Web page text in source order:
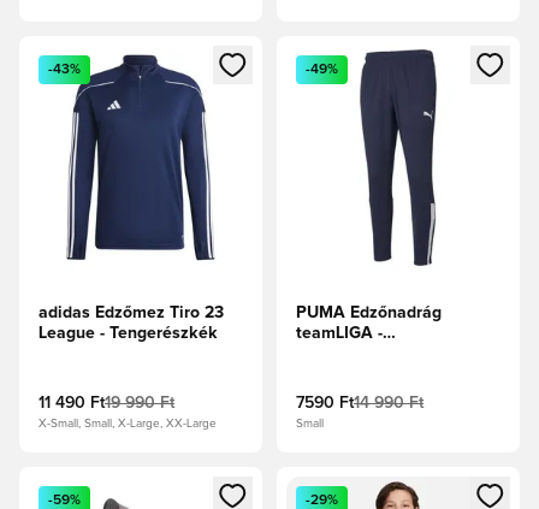
Megnyit egy modált a bejelentkezéshez vagy a tagként
-43%
adidas Edzőmez Tiro 23
League - Tengerészkék
11 490 Ft19 990 Ft
X-Small, Small, X-Large, XX-Large
Megnyit egy modált a
-49%
PUMA Edzőnadrág
teamLIGA -
7590 Ft14 990 Ft
Small
Megnyit egy modált a bejelentkezéshez vagy a tagként
-59%
Megnyit egy modált a
-29%